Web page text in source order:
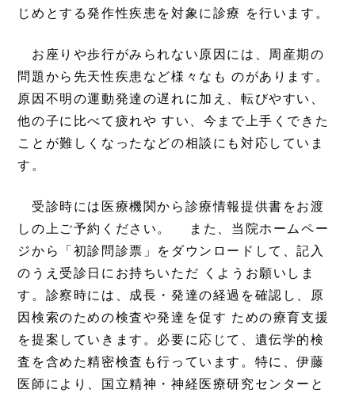
じめとする発作性疾患を対象に診療 を行います。
お座りや歩行がみられない原因には、周産期の
問題から先天性疾患など様々なも のがあります。
原因不明の運動発達の遅れに加え、転びやすい、
他の子に比べて疲れや すい、今まで上手くできた
ことが難しくなったなどの相談にも対応していま
す。
受診時には医療機関から診療情報提供書をお渡
しの上ご予約ください。 また、当院ホームペー
ジから「初診問診票」をダウンロードして、記入
のうえ受診日にお持ちいただ くようお願いしま
す。診察時には、成長・発達の経過を確認し、原
因検索のための検査や発達を促す ための療育支援
を提案していきます。必要に応じて、遺伝学的検
査を含めた精密検査も行っています。特に、伊藤
医師により、国立精神・神経医療研究センターと